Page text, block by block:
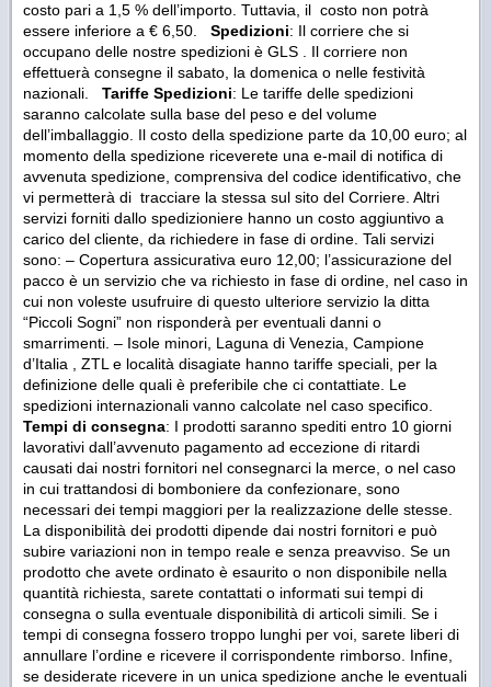
costo pari a 1,5 % dell’importo. Tuttavia, il costo non potrà
essere inferiore a € 6,50. Spedizioni: Il corriere che si
occupano delle nostre spedizioni è GLS . Il corriere non
effettuerà consegne il sabato, la domenica o nelle festività
nazionali. Tariffe Spedizioni: Le tariffe delle spedizioni
saranno calcolate sulla base del peso e del volume
dell’imballaggio. Il costo della spedizione parte da 10,00 euro; al
momento della spedizione riceverete una e-mail di notifica di
avvenuta spedizione, comprensiva del codice identificativo, che
vi permetterà di tracciare la stessa sul sito del Corriere. Altri
servizi forniti dallo spedizioniere hanno un costo aggiuntivo a
carico del cliente, da richiedere in fase di ordine. Tali servizi
sono: – Copertura assicurativa euro 12,00; l’assicurazione del
pacco è un servizio che va richiesto in fase di ordine, nel caso in
cui non voleste usufruire di questo ulteriore servizio la ditta
“Piccoli Sogni” non risponderà per eventuali danni o
smarrimenti. – Isole minori, Laguna di Venezia, Campione
d’Italia , ZTL e località disagiate hanno tariffe speciali, per la
definizione delle quali è preferibile che ci contattiate. Le
spedizioni internazionali vanno calcolate nel caso specifico.
Tempi di consegna: I prodotti saranno spediti entro 10 giorni
lavorativi dall’avvenuto pagamento ad eccezione di ritardi
causati dai nostri fornitori nel consegnarci la merce, o nel caso
in cui trattandosi di bomboniere da confezionare, sono
necessari dei tempi maggiori per la realizzazione delle stesse.
La disponibilità dei prodotti dipende dai nostri fornitori e può
subire variazioni non in tempo reale e senza preavviso. Se un
prodotto che avete ordinato è esaurito o non disponibile nella
quantità richiesta, sarete contattati o informati sui tempi di
consegna o sulla eventuale disponibilità di articoli simili. Se i
tempi di consegna fossero troppo lunghi per voi, sarete liberi di
annullare l’ordine e ricevere il corrispondente rimborso. Infine,
se desiderate ricevere in un unica spedizione anche le eventuali